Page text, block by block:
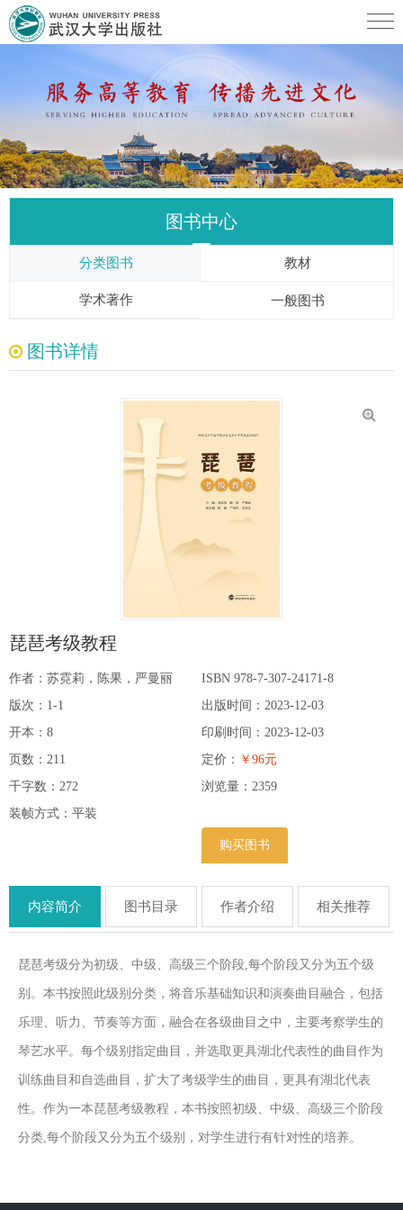
图书中心
分类图书 教材
学术著作 一般图书
图书详情
琵琶考级教程
作者：苏霓莉，陈果，严曼丽
版次：1-1
开本：8
页数：211
千字数：272
装帧方式：平装
ISBN 978-7-307-24171-8
出版时间：2023-12-03
印刷时间：2023-12-03
定价： ￥96元
浏览量： 2359
购买图书
内容简介 图书目录 作者介绍 相关推荐
琵琶考级分为初级、中级、高级三个阶段,每个阶段又分为五个级
别。本书按照此级别分类，将音乐基础知识和演奏曲目融合，包括
乐理、听力、节奏等方面，融合在各级曲目之中，主要考察学生的
琴艺水平。每个级别指定曲目，并选取更具湖北代表性的曲目作为
训练曲目和自选曲目，扩大了考级学生的曲目，更具有湖北代表
性。作为一本琵琶考级教程，本书按照初级、中级、高级三个阶段
分类,每个阶段又分为五个级别，对学生进行有针对性的培养。